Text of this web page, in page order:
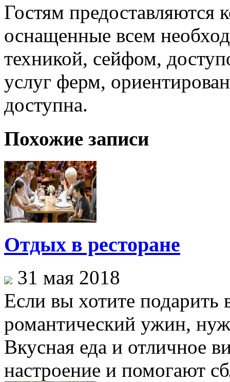
Гостям предоставляются
оснащенные всем
техникой, сейфом,
услуг ферм,
доступна.
Похожие записи
Отдых в ресторане
31 мая 2018
Если вы хотите
романтический ужин,
Вкусная еда и отличное
настроение и помогают